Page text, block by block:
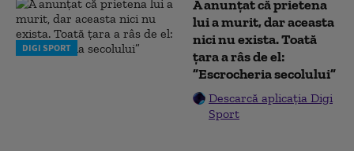
DIGI SPORT
A anunțat că prietena
lui a murit, dar aceasta
nici nu exista. Toată
țara a râs de el:
”Escrocheria secolului”
Descarcă aplicația Digi
Sport